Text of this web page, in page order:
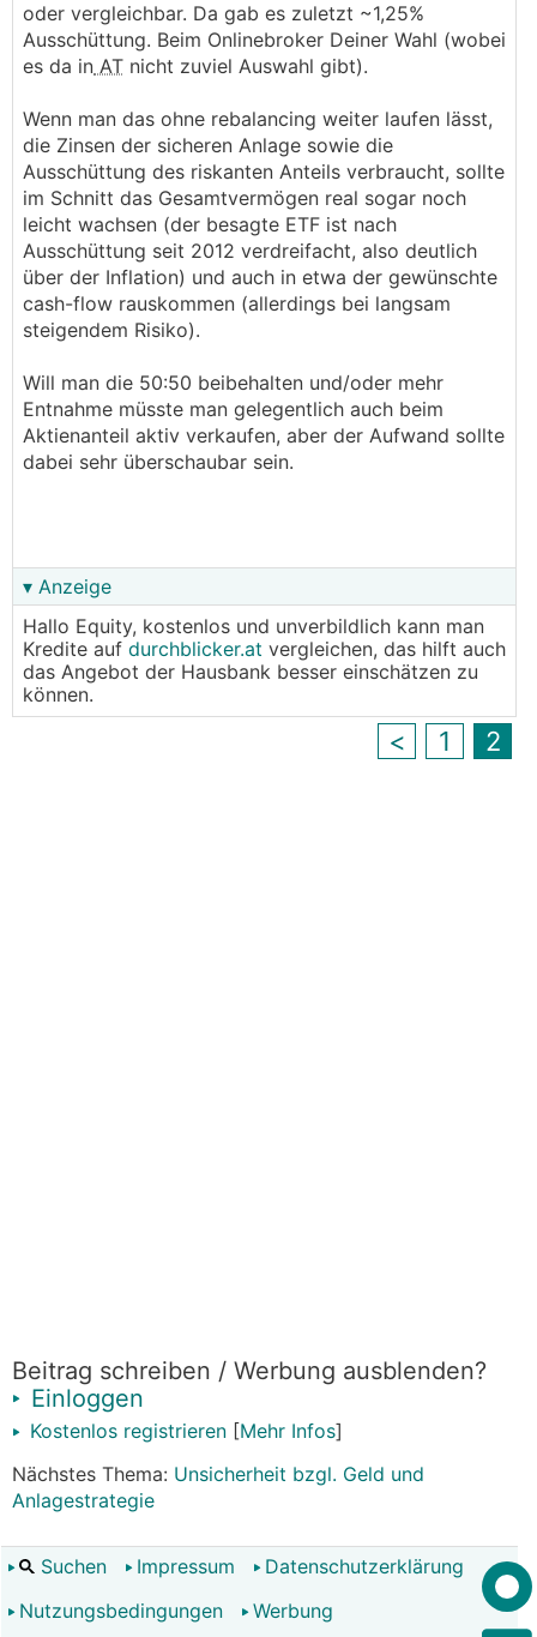
oder vergleichbar. Da gab es zuletzt ~1,25%
Ausschüttung. Beim Onlinebroker Deiner Wahl (wobei
es da in AT nicht zuviel Auswahl gibt).
Wenn man das ohne rebalancing weiter laufen lässt,
die Zinsen der sicheren Anlage sowie die
Ausschüttung des riskanten Anteils verbraucht, sollte
im Schnitt das Gesamtvermögen real sogar noch
leicht wachsen (der besagte ETF ist nach
Ausschüttung seit 2012 verdreifacht, also deutlich
über der Inflation) und auch in etwa der gewünschte
cash-flow rauskommen (allerdings bei langsam
steigendem Risiko).
Will man die 50:50 beibehalten und/oder mehr
Entnahme müsste man gelegentlich auch beim
Aktienanteil aktiv verkaufen, aber der Aufwand sollte
dabei sehr überschaubar sein.
▾ Anzeige
Hallo Equity, kostenlos und unverbildlich kann man
Kredite auf durchblicker.at vergleichen, das hilft auch
das Angebot der Hausbank besser einschätzen zu
können.
< 1 2
Beitrag schreiben / Werbung ausblenden?
Einloggen
Kostenlos registrieren [Mehr Infos]
Nächstes Thema: Unsicherheit bzgl. Geld und
Anlagestrategie
Suchen Impressum
Datenschutzerklärung
Nutzungsbedingungen
Werbung